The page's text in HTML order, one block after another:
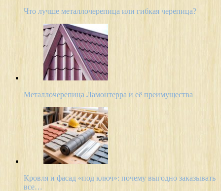
Что лучше металлочерепица или гибкая черепица?
Металлочерепица Ламонтерра и её преимущества
Кровля и фасад «под ключ»: почему выгодно заказывать
все…